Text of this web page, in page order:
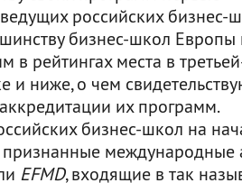
российских бизнес-
бизнес-школ Европы
рейтингах места в
и ниже, о чем
их программ.
бизнес-школ на
международные
EFMD, входящие в так